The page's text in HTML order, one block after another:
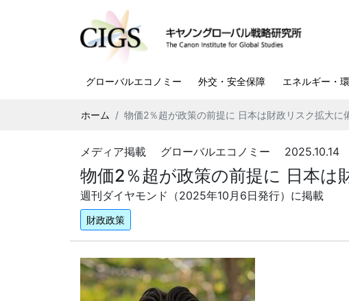
グローバルエコノミー 外交・安全保障 エネルギー・
ホーム 物価2％超が政策の前提に 日本は財政リスク拡大に
メディア掲載 グローバルエコノミー 2025.10.14
物価2％超が政策の前提に 日本は
週刊ダイヤモンド（2025年10 月 6日発行）に掲載
財政政策